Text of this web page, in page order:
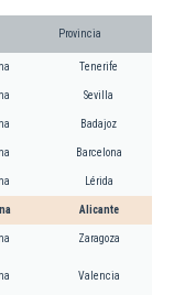
Provincia
Tenerife
Sevilla
Badajoz
Barcelona
Lérida
Alicante
Zaragoza
Valencia